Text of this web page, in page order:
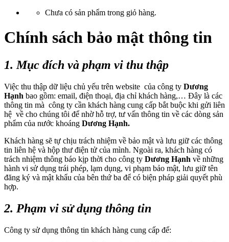
Chưa có sản phẩm trong giỏ hàng.
Chính sách bảo mật thông tin
1. Mục đích và phạm vi thu thập
Việc thu thập dữ liệu chủ yếu trên website của công ty Dương
Hạnh bao gồm: email, điện thoại, địa chỉ khách hàng,… Đây là các
thông tin mà công ty cần khách hàng cung cấp bắt buộc khi gửi liên
hệ về cho chúng tôi để nhờ hỗ trợ, tư vấn thông tin về các dòng sản
phẩm của nước khoáng Dương Hạnh.
Khách hàng sẽ tự chịu trách nhiệm về bảo mật và lưu giữ các thông
tin liên hệ và hộp thư điện tử của mình. Ngoài ra, khách hàng có
trách nhiệm thông báo kịp thời cho công ty Dương Hạnh về những
hành vi sử dụng trái phép, lạm dụng, vi phạm bảo mật, lưu giữ tên
đăng ký và mật khẩu của bên thứ ba để có biện pháp giải quyết phù
hợp.
2. Phạm vi sử dụng thông tin
Công ty sử dụng thông tin khách hàng cung cấp để: